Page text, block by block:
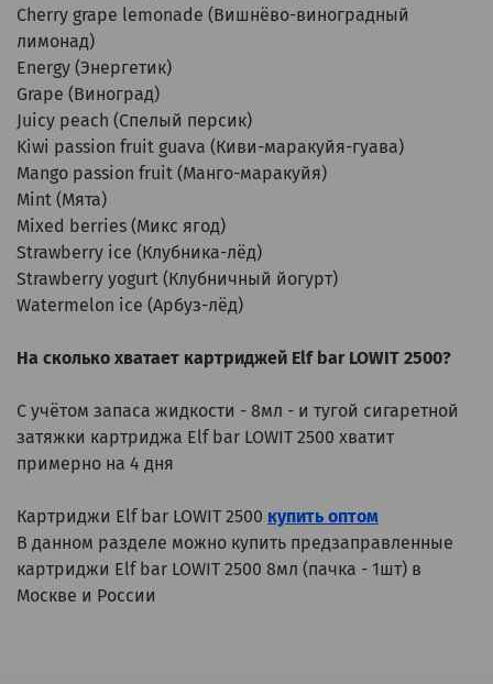
Cherry grape lemonade (Вишнёво-виноградный
лимонад)
Energy (Энергетик)
Grape (Виноград)
Juicy peach (Спелый персик)
Kiwi passion fruit guava (Киви-маракуйя-гуава)
Mango passion fruit (Манго-маракуйя)
Mint (Мята)
Mixed berries (Микс ягод)
Strawberry ice (Клубника-лёд)
Strawberry yogurt (Клубничный йогурт)
Watermelon ice (Арбуз-лёд)
На сколько хватает картриджей Elf bar LOWIT 2500?
С учётом запаса жидкости - 8мл - и тугой сигаретной
затяжки картриджа Elf bar LOWIT 2500 хватит
примерно на 4 дня
Картриджи Elf bar LOWIT 2500 купить оптом
В данном разделе можно купить предзаправленные
картриджи Elf bar LOWIT 2500 8мл (пачка - 1шт) в
Москве и России